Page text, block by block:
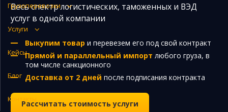
Грузоперевозки
Услуги
Кейсы
Блог
Контакты
Сборные грузы из Китая
Закупка и поставка товаров из Китая
Поиск поставщика в Китае
Таможенное оформление
Весь спектр логистических, таможенных и ВЭД
услуг в одной компании
Выкупим товар и перевезем его под свой контракт
Прямой и параллельный импорт любого груза, в
том числе санкционного
Доставка от 2 дней после подписания контракта
Рассчитать стоимость услуги